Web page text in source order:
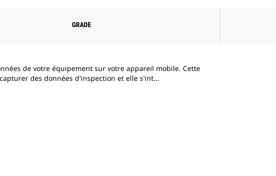
GRADE
de votre équipement sur votre appareil mobile. Cette
des données d'inspection et elle s'int…